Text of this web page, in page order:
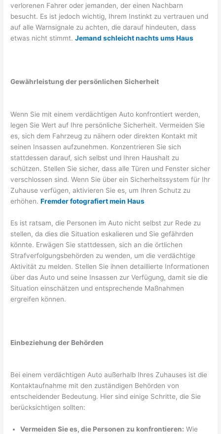
verlorenen Fahrer oder jemanden, der einen Nachbarn
besucht. Es ist jedoch wichtig, Ihrem Instinkt zu vertrauen und
auf alle Warnsignale zu achten, die darauf hindeuten, dass
etwas nicht stimmt.Jemand schleicht nachts ums Haus
Gewährleistung der persönlichen Sicherheit
Wenn Sie mit einem verdächtigen Auto konfrontiert werden,
legen Sie Wert auf Ihre persönliche Sicherheit. Vermeiden Sie
es, sich dem Fahrzeug zu nähern oder direkten Kontakt mit
seinen Insassen aufzunehmen. Konzentrieren Sie sich
stattdessen darauf, sich selbst und Ihren Haushalt zu
schützen. Stellen Sie sicher, dass alle Türen und Fenster sicher
verschlossen sind. Wenn Sie über ein Sicherheitssystem für Ihr
Zuhause verfügen, aktivieren Sie es, um Ihren Schutz zu
erhöhen.Fremder fotografiert mein Haus
Es ist ratsam, die Personen im Auto nicht selbst zur Rede zu
stellen, da dies die Situation eskalieren und Sie gefährden
könnte. Erwägen Sie stattdessen, sich an die örtlichen
Strafverfolgungsbehörden zu wenden, um die verdächtige
Aktivität zu melden. Stellen Sie ihnen detaillierte Informationen
über das Auto und seine Insassen zur Verfügung, damit sie die
Situation einschätzen und entsprechende Maßnahmen
ergreifen können.
Einbeziehung der Behörden
Bei einem verdächtigen Auto außerhalb Ihres Zuhauses ist die
Kontaktaufnahme mit den zuständigen Behörden von
entscheidender Bedeutung. Hier sind einige Schritte, die Sie
berücksichtigen sollten:
Vermeiden Sie es, die Personen zu konfrontieren: Wie